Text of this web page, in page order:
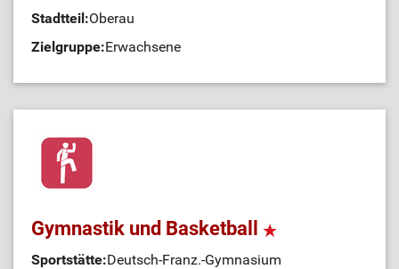
Stadtteil:Oberau
Zielgruppe:Erwachsene
Gymnastik und Basketball
Sportstätte:Deutsch-Franz.-Gymnasium